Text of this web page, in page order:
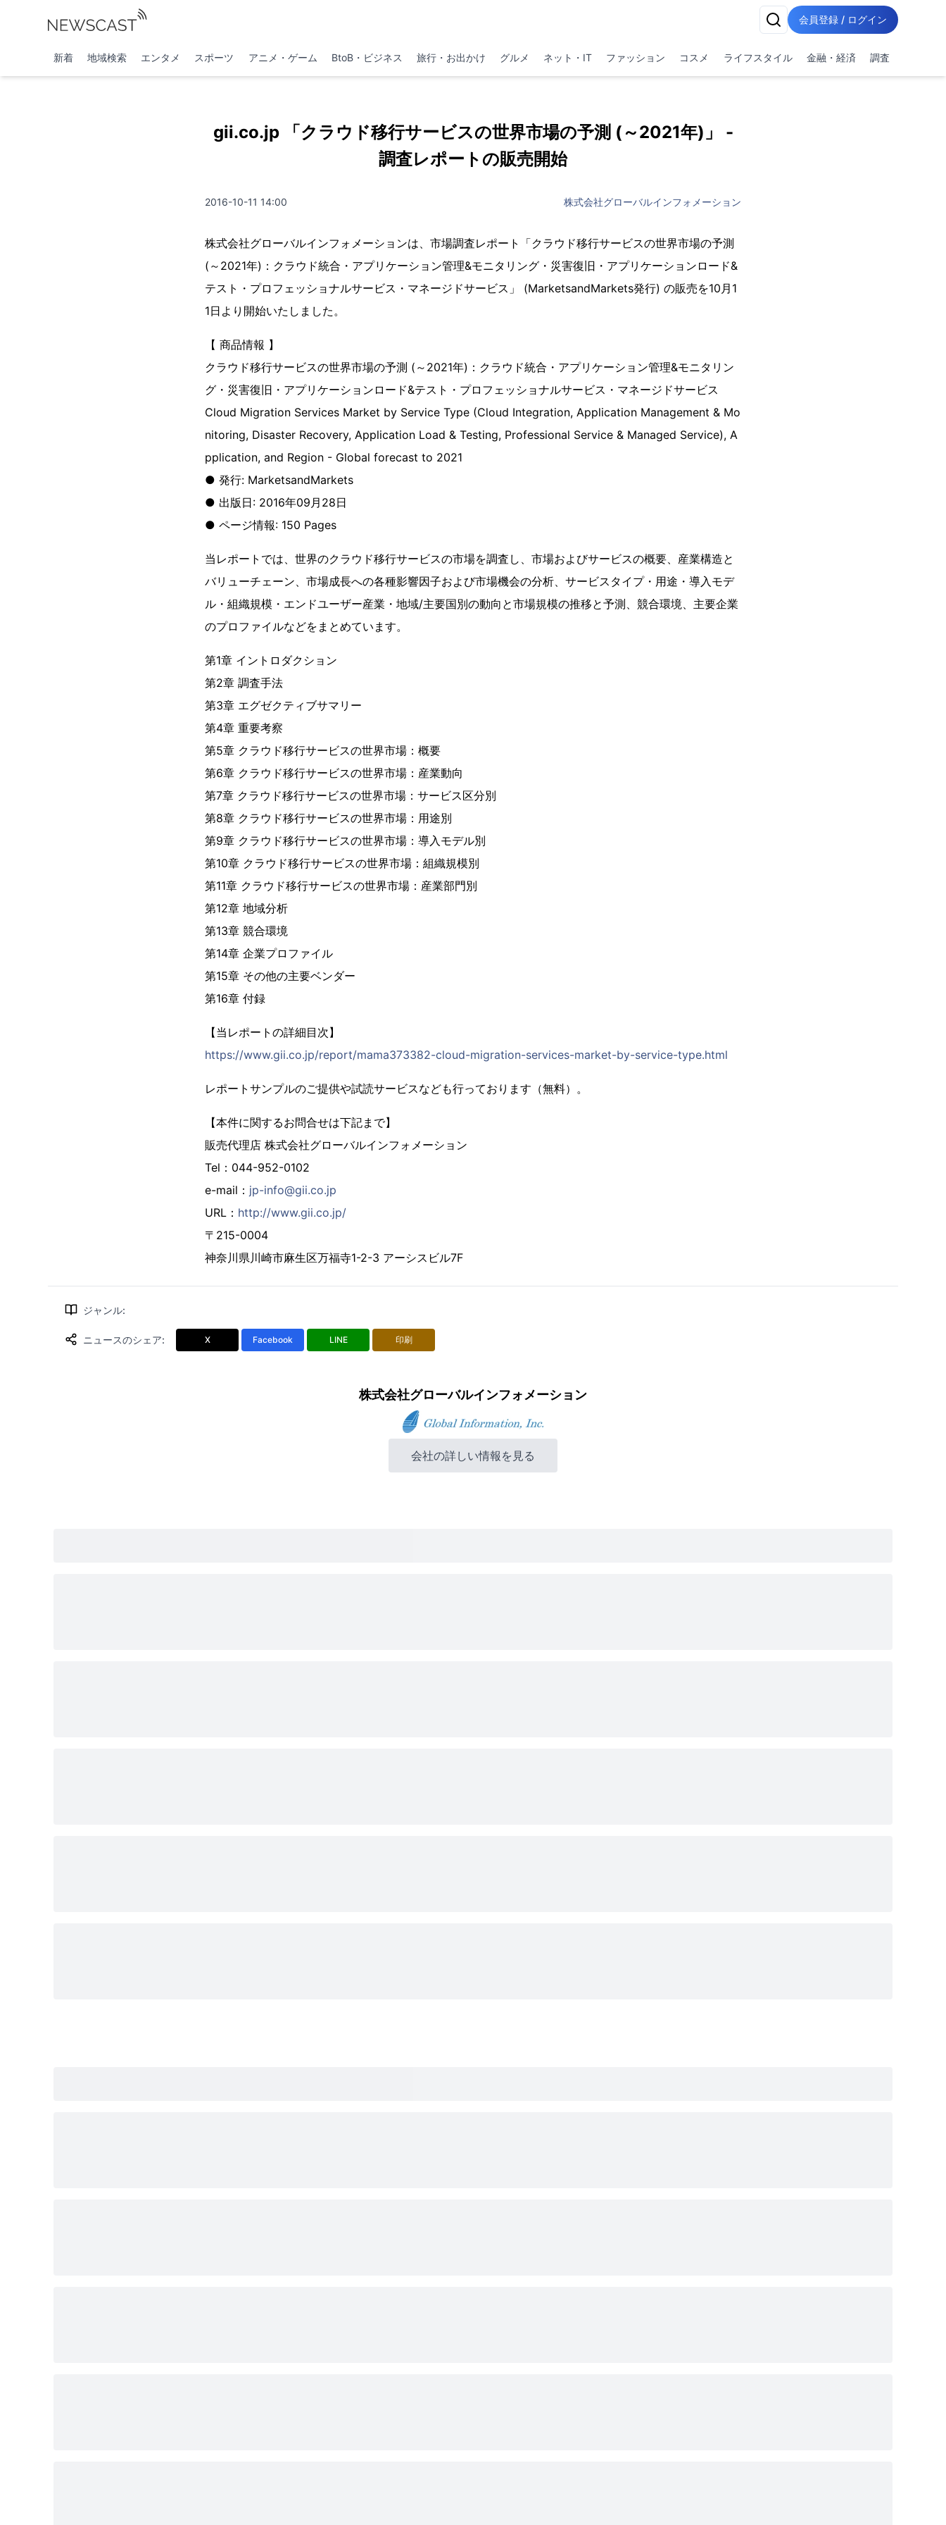
会員登録 / ログイン
新着 地域検索 エンタメ スポーツ アニメ・ゲーム BtoB・ビジネス 旅行・お出かけ グルメ ネット・IT ファッション コスメ ライフスタイル 金融・経済 調査
gii.co.jp 「クラウド移行サービスの世界市場の予測 (～2021年)」 -
調査レポートの販売開始
2016-10-11 14:00 株式会社グローバルインフォメーション
株式会社グローバルインフォメーションは、市場調査レポート「クラウド移行サービスの世界市場の予測
(～2021年)：クラウド統合・アプリケーション管理&モニタリング・災害復旧・アプリケーションロード&
テスト・プロフェッショナルサービス・マネージドサービス」 (MarketsandMarkets発行) の販売を10月1
1日より開始いたしました。
【 商品情報 】
クラウド移行サービスの世界市場の予測 (～2021年)：クラウド統合・アプリケーション管理&モニタリン
グ・災害復旧・アプリケーションロード&テスト・プロフェッショナルサービス・マネージドサービス
Cloud Migration Services Market by Service Type (Cloud Integration, Application Management & Mo
nitoring, Disaster Recovery, Application Load & Testing, Professional Service & Managed Service), A
pplication, and Region - Global forecast to 2021
● 発行: MarketsandMarkets
● 出版日: 2016年09月28日
● ページ情報: 150 Pages
当レポートでは、世界のクラウド移行サービスの市場を調査し、市場およびサービスの概要、産業構造と
バリューチェーン、市場成長への各種影響因子および市場機会の分析、サービスタイプ・用途・導入モデ
ル・組織規模・エンドユーザー産業・地域/主要国別の動向と市場規模の推移と予測、競合環境、主要企業
のプロファイルなどをまとめています。
第1章 イントロダクション
第2章 調査手法
第3章 エグゼクティブサマリー
第4章 重要考察
第5章 クラウド移行サービスの世界市場：概要
第6章 クラウド移行サービスの世界市場：産業動向
第7章 クラウド移行サービスの世界市場：サービス区分別
第8章 クラウド移行サービスの世界市場：用途別
第9章 クラウド移行サービスの世界市場：導入モデル別
第10章 クラウド移行サービスの世界市場：組織規模別
第11章 クラウド移行サービスの世界市場：産業部門別
第12章 地域分析
第13章 競合環境
第14章 企業プロファイル
第15章 その他の主要ベンダー
第16章 付録
【当レポートの詳細目次】
https://www.gii.co.jp/report/mama373382-cloud-migration-services-market-by-service-type.html
レポートサンプルのご提供や試読サービスなども行っております（無料）。
【本件に関するお問合せは下記まで】
販売代理店 株式会社グローバルインフォメーション
Tel：044-952-0102
e-mail： jp-info@gii.co.jp
URL： http://www.gii.co.jp/
〒215-0004
神奈川県川崎市麻生区万福寺1-2-3 アーシスビル7F
ジャンル:
ニュースのシェア: X Facebook LINE 印刷
株式会社グローバルインフォメーション
会社の詳しい情報を見る